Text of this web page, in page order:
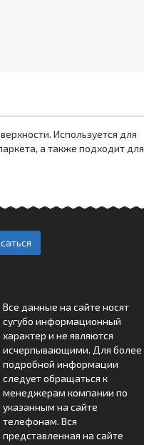
Используется для
а также подходит для
Все данные на сайте носят
сугубо информационный
характер и не являются
исчерпывающими. Для более
подробной информации
следует обращаться к
менеджерам компании по
указанным на сайте
телефонам. Вся
представленная на сайте